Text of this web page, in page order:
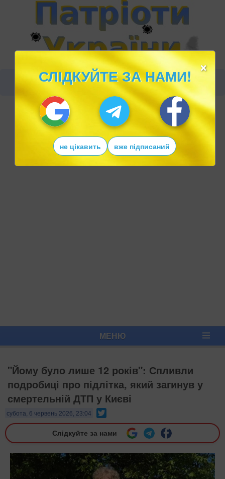
МЕНЮ
"Йому було лише 12 років": Спливли
подробиці про підлітка, який загинув у
смертельній ДТП у Києві
субота, 6 червень 2026, 23:04
Слідкуйте за нами
×
СЛІДКУЙТЕ ЗА НАМИ!
не цікавить вже підписаний